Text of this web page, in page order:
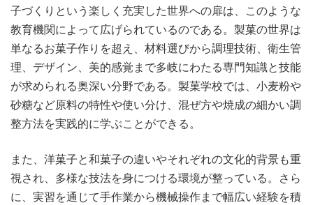
子づくりという楽しく充実した世界への扉は、このような
教育機関によって広げられているのである。製菓の世界は
単なるお菓子作りを超え、材料選びから調理技術、衛生管
理、デザイン、美的感覚まで多岐にわたる専門知識と技能
が求められる奥深い分野である。製菓学校では、小麦粉や
砂糖など原料の特性や使い分け、混ぜ方や焼成の細かい調
整方法を実践的に学ぶことができる。
また、洋菓子と和菓子の違いやそれぞれの文化的背景も重
視され、多様な技法を身につける環境が整っている。さら
に、実習を通じて手作業から機械操作まで幅広い経験を積